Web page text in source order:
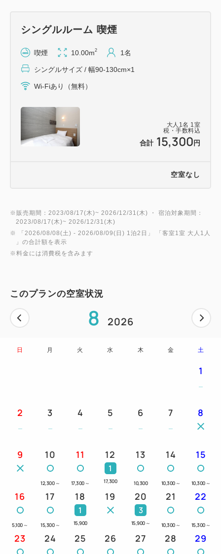
1泊／600円～
※ご到着順案内のため、ご予約・確保は受け付けてお
ホテル周辺の青空駐車場もしくは下新町駐車場(収容
(下新町駐車場:自走式立体駐車場、車高制限2.1M以上
深夜の出発、車高2.1M以上のお車はご案内致しかね
＝＝＝＝＝＝＝＝＝＝＝＝＝＝＝＝＝
大人 1 名 1 室
税・手数料込
合計 15,300 円
シングルルーム 喫煙
喫煙 10.00m2 1名
シングルサイズ / 幅90-130cm×1
Wi-Fiあり（無料）
空室なし
※販売期間：2023/08/17(木)~ 2026/12/31(木) ・ 宿泊対象期間：
2023/08/17(木)~ 2026/12/31(木)
※ 「 2026/08/08(土) - 2026/08/09(日) 1泊2日 」 「客室1室 大人1人
」の合計額を表示
※料金には消費税を含みます
このプランの空室状況
8 2026
日 月 火 水 木 金 土
1
2 3 4 5 6 7 8
9 10
12,300 ～
11
17,300 ～
12
1
17,300
13
10,300
14
10,300 ～
15
10,300 ～
16
5,100 ～
17
15,300 ～
18
1
15,900
19 20
3
15,900 ～
21
10,300 ～
22
15,300 ～
23 24 25 26 27 28 29